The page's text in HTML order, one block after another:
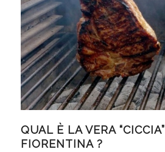
QUAL È LA VERA
FIORENTINA ?